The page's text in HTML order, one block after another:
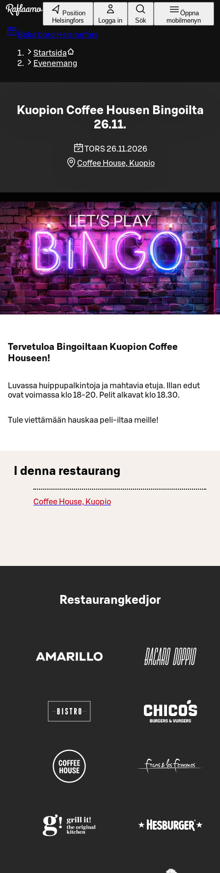
Gå till huvudinnehållet
Position
Helsingfors
Logga in Sök
Öppna
mobilmenyn
Boka bord Helsingfors
Startsida
Evenemang
Kuopion Coffee Housen Bingoilta
26.11.
TORS 26.11.2026
Coffee House, Kuopio
Tervetuloa Bingoiltaan Kuopion Coffee
Houseen!
Luvassa huippupalkintoja ja mahtavia etuja. Illan edut
ovat voimassa klo 18-20. Pelit alkavat klo 18.30.
Tule viettämään hauskaa peli-iltaa meille!
I denna restaurang
Coffee House, Kuopio
Restaurangkedjor